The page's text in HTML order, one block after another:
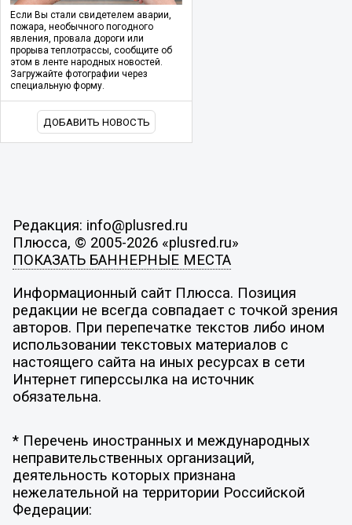
Если Вы стали свидетелем аварии,
пожара, необычного погодного
явления, провала дороги или
прорыва теплотрассы, сообщите об
этом в ленте народных новостей.
Загружайте фотографии через
специальную форму.
ДОБАВИТЬ НОВОСТЬ
Редакция: info@plusred.ru
Плюсса, © 2005-2026 «plusred.ru»
ПОКАЗАТЬ БАННЕРНЫЕ МЕСТА
Информационный сайт Плюсса. Позиция
редакции не всегда совпадает с точкой зрения
авторов. При перепечатке текстов либо ином
использовании текстовых материалов с
настоящего сайта на иных ресурсах в сети
Интернет гиперссылка на источник
обязательна.
* Перечень иностранных и международных
неправительственных организаций,
деятельность которых признана
нежелательной на территории Российской
Федерации: